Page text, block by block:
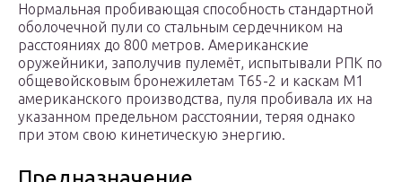
Нормальная пробивающая способность стандартной
оболочечной пули со стальным сердечником на
расстояниях до 800 метров. Американские
оружейники, заполучив пулемёт, испытывали РПК по
общевойсковым бронежилетам T65-2 и каскам M1
американского производства, пуля пробивала их на
указанном предельном расстоянии, теряя однако
при этом свою кинетическую энергию.